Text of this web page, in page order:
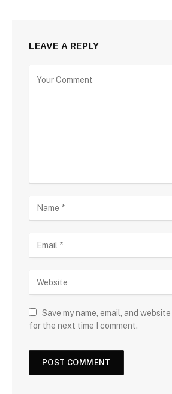
LEAVE A REPLY
Save my name, email, and
for the next time I comment.